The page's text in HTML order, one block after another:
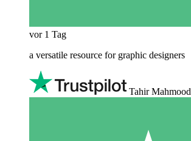
vor 1 Tag
a versatile resource for graphic designers
Tahir Mahmood